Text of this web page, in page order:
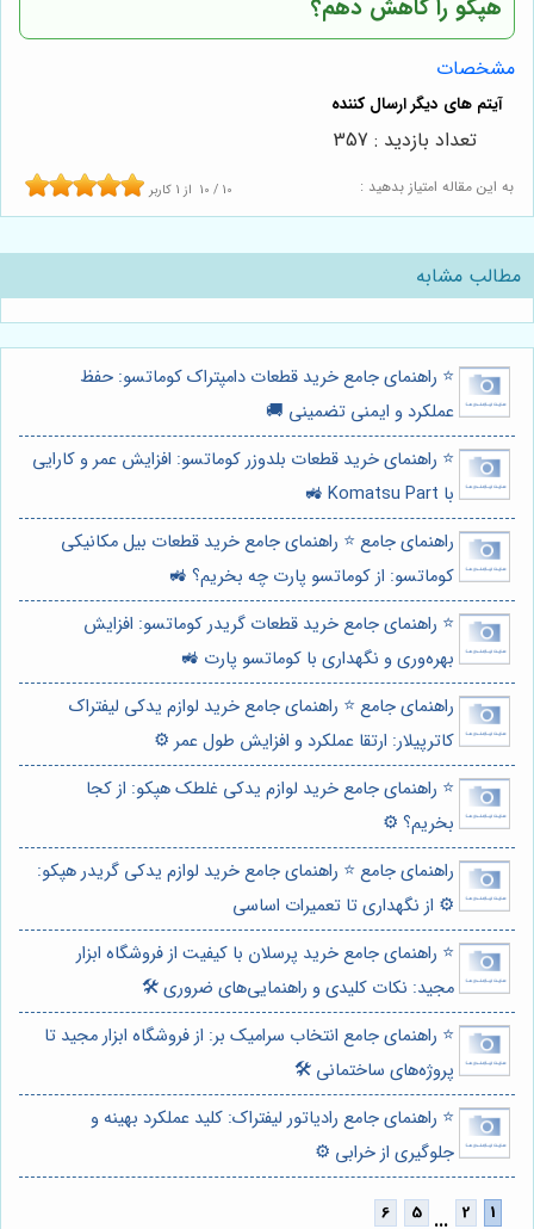
هپکو را کاهش دهم؟
مشخصات
به این مقاله امتیاز بدهید : 10 / 10 از 1 کاربر
تعداد بازدید : 357
مطالب مشابه
⭐️ راهنمای جامع خرید قطعات دامپتراک کوماتسو: حفظ
عملکرد و ایمنی تضمینی 🚚
⭐️ راهنمای خرید قطعات بلدوزر کوماتسو: افزایش عمر و کارایی
با Komatsu Part 🚜
راهنمای جامع ⭐️ راهنمای جامع خرید قطعات بیل مکانیکی
کوماتسو: از کوماتسو پارت چه بخریم؟ 🚜
⭐️ راهنمای جامع خرید قطعات گریدر کوماتسو: افزایش
بهره‌وری و نگهداری با کوماتسو پارت 🚜
راهنمای جامع ⭐️ راهنمای جامع خرید لوازم یدکی لیفتراک
کاترپیلار: ارتقا عملکرد و افزایش طول عمر ⚙️
⭐️ راهنمای جامع خرید لوازم یدکی غلطک هپکو: از کجا
بخریم؟ ⚙️
راهنمای جامع ⭐️ راهنمای جامع خرید لوازم یدکی گریدر هپکو:
⚙️ از نگهداری تا تعمیرات اساسی
⭐️ راهنمای جامع خرید پرسلان با کیفیت از فروشگاه ابزار
مجید: نکات کلیدی و راهنمایی‌های ضروری 🛠️
⭐️ راهنمای جامع انتخاب سرامیک بر: از فروشگاه ابزار مجید تا
پروژه‌های ساختمانی 🛠️
⭐️ راهنمای جامع رادیاتور لیفتراک: کلید عملکرد بهینه و
جلوگیری از خرابی ⚙️
...